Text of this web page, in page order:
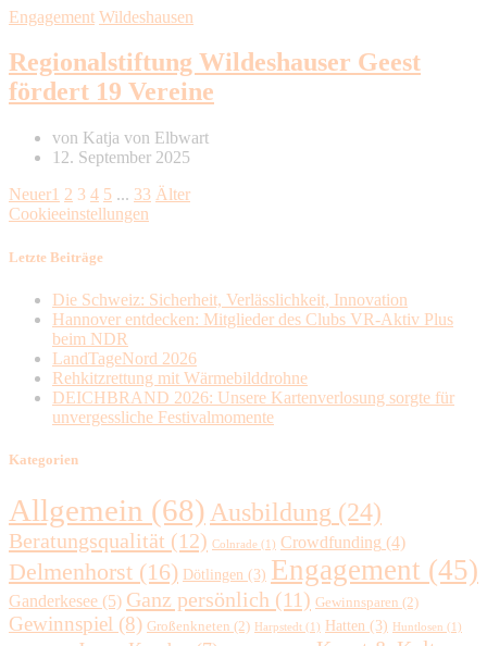
Engagement Wildeshausen
Regionalstiftung Wildeshauser Geest
fördert 19 Vereine
von Katja von Elbwart
12. September 2025
Neuer1 2 3 4 5 ... 33 Älter
Cookieeinstellungen
Letzte Beiträge
Die Schweiz: Sicherheit, Verlässlichkeit, Innovation
Hannover entdecken: Mitglieder des Clubs VR-Aktiv Plus
beim NDR
LandTageNord 2026
Rehkitzrettung mit Wärmebilddrohne
DEICHBRAND 2026: Unsere Kartenverlosung sorgte für
unvergessliche Festivalmomente
Kategorien
Allgemein (68) Ausbildung (24)
Beratungsqualität (12) Colnrade (1) Crowdfunding (4)
Delmenhorst (16) Dötlingen (3) Engagement (45)
Ganderkesee (5) Ganz persönlich (11) Gewinnsparen (2)
Gewinnspiel (8) Großenkneten (2) Harpstedt (1) Hatten (3) Huntlosen (1)